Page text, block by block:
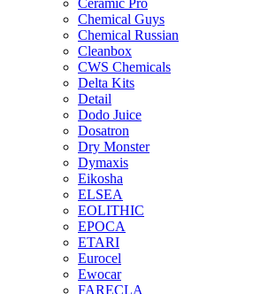
Chemical Guys
Chemical Russian
Cleanbox
CWS Chemicals
Delta Kits
Detail
Dodo Juice
Dosatron
Dry Monster
Dymaxis
Eikosha
ELSEA
EOLITHIC
EPOCA
ETARI
Eurocel
Ewocar
FARECLA